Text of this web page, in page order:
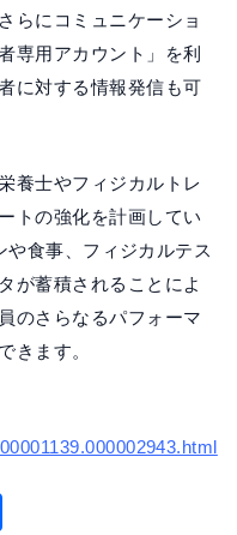
らにコミュニケーショ
専用アカウント」を利
に対する情報発信も可
養士やフィジカルトレ
トの強化を計画してい
や食事、フィジカルテス
が蓄積されることによ
のさらなるパフォーマ
きます。